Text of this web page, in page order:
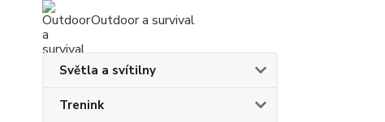
Outdoor a survival
Světla a svítilny
Trenink